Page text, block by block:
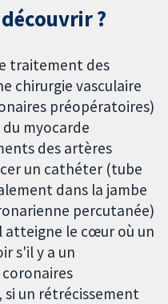
?
traitement des
chirurgie vasculaire
préopératoires)
myocarde
des artères
un cathéter (tube
dans la jambe
percutanée)
atteigne le cœur où un
s'il y a un
si un rétrécissement